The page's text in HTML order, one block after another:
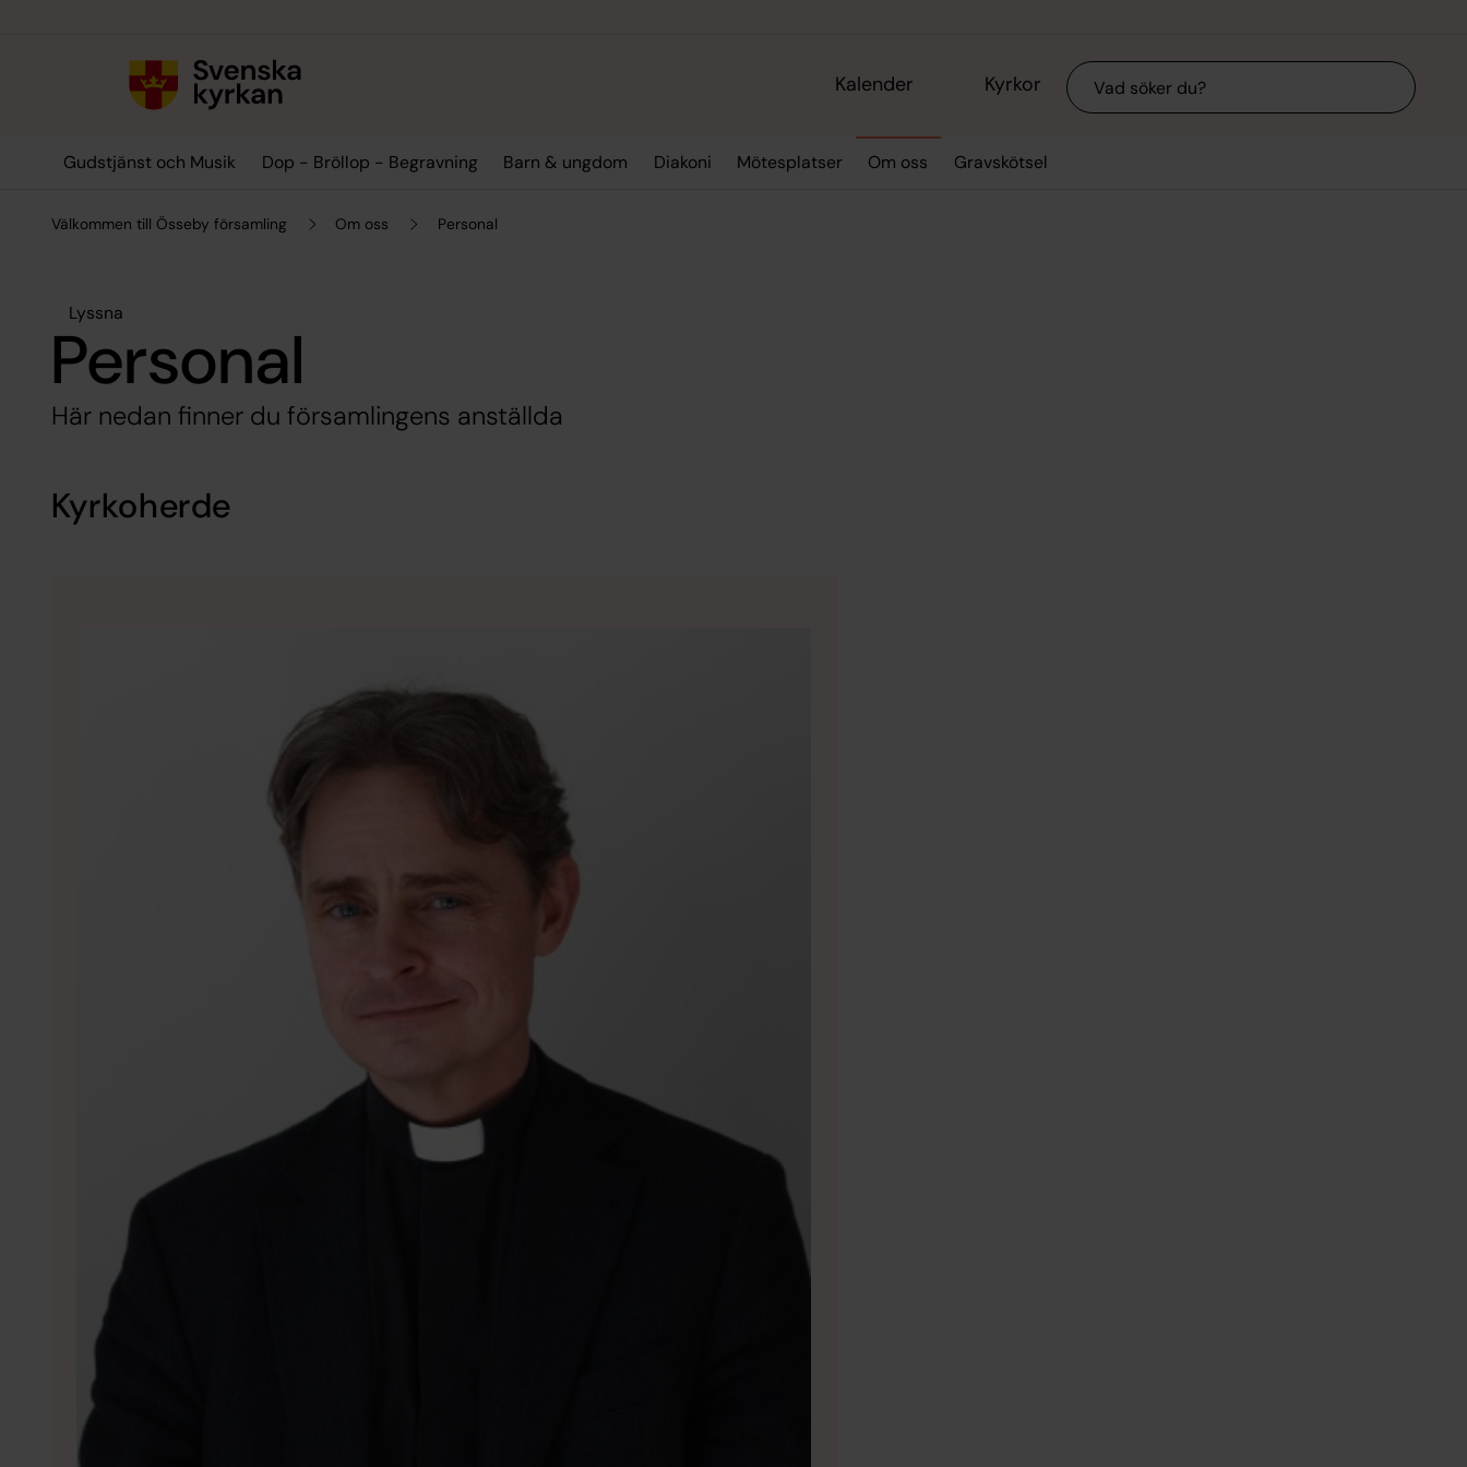
Kalender Kyrkor Sök
Gudstjänst och Musik Dop - Bröllop - Begravning Barn & ungdom Diakoni Mötesplatser Om oss Gravskötsel
Välkommen till Össeby församling Om oss Personal
Lyssna
Personal
Här nedan finner du församlingens anställda
Kyrkoherde